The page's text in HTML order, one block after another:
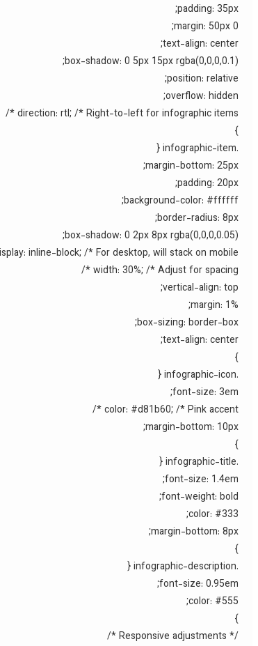
padding: 35px;
margin: 50px 0;
text-align: center;
box-shadow: 0 5px 15px rgba(0,0,0,0.1);
position: relative;
overflow: hidden;
direction: rtl; /* Right-to-left for infographic items */
}
.infographic-item {
margin-bottom: 25px;
padding: 20px;
background-color: #ffffff;
border-radius: 8px;
box-shadow: 0 2px 8px rgba(0,0,0,0.05);
inline-block; /* For desktop, will stack on mobile */
width: 30%; /* Adjust for spacing */
vertical-align: top;
margin: 1%;
box-sizing: border-box;
text-align: center;
}
.infographic-icon {
font-size: 3em;
color: #d81b60; /* Pink accent */
margin-bottom: 10px;
}
.infographic-title {
font-size: 1.4em;
font-weight: bold;
color: #333;
margin-bottom: 8px;
}
.infographic-description {
font-size: 0.95em;
color: #555;
}
/* Responsive adjustments */